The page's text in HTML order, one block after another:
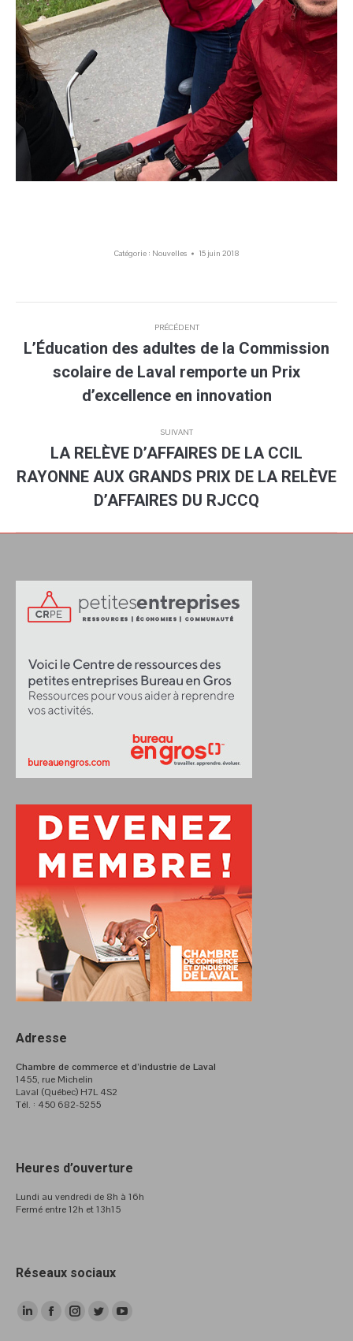
Catégorie : Nouvelles 15 juin 2018
article
PRÉCÉDENT
Article
précédent
:
L’Éducation des adultes de la Commission
scolaire de Laval remporte un Prix
d’excellence en innovation
SUIVANT
Article
suivant
:
LA RELÈVE D’AFFAIRES DE LA CCIL
RAYONNE AUX GRANDS PRIX DE LA RELÈVE
D’AFFAIRES DU RJCCQ
Adresse
Chambre de commerce et d’industrie de Laval
1455, rue Michelin
Laval (Québec) H7L 4S2
Tél. : 450 682-5255
Heures d’ouverture
Lundi au vendredi de 8h à 16h
Fermé entre 12h et 13h15
Réseaux sociaux
FacebookInstagram